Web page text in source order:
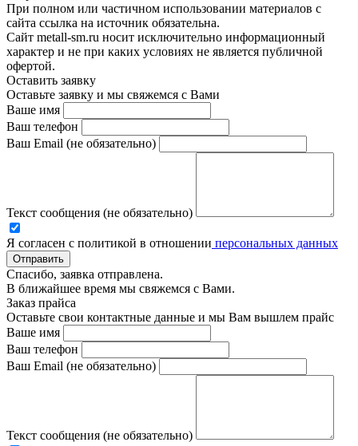
При полном или частичном использовании материалов с
сайта ссылка на источник обязательна.
Сайт metall-sm.ru носит исключительно информационный
характер и не при каких условиях не является публичной
офертой.
Оставить заявку
Оставьте заявку и мы свяжемся с Вами
Ваше имя
Ваш телефон
Ваш Email (не обязательно)
Текст сообщения (не обязательно)
Я согласен с политикой в отношении персональных данных
Отправить
Спасибо, заявка отправлена.
В ближайшее время мы свяжемся с Вами.
Заказ прайса
Оставьте свои контактные данные и мы Вам вышлем прайс
Ваше имя
Ваш телефон
Ваш Email (не обязательно)
Текст сообщения (не обязательно)